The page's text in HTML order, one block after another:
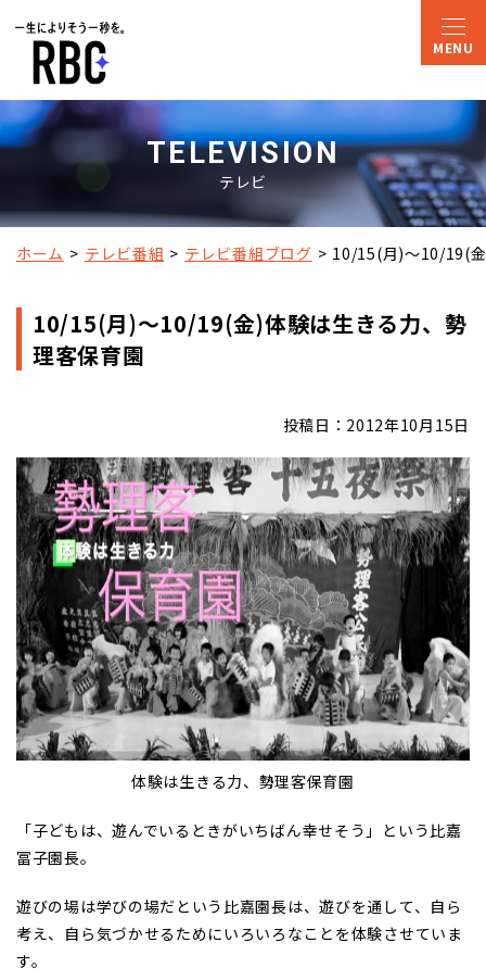
TELEVISION
テレビ
ホーム テレビ番組 テレビ番組ブログ 10/15(月)～10/19(
10/15(月)～10/19(金)体験は生きる力、勢
理客保育園
投稿日：2012年10月15日
体験は生きる力、勢理客保育園
「子どもは、遊んでいるときがいちばん幸せそう」という比嘉
冨子園長。
遊びの場は学びの場だという比嘉園長は、遊びを通して、自ら
考え、自ら気づかせるためにいろいろなことを体験させていま
す。